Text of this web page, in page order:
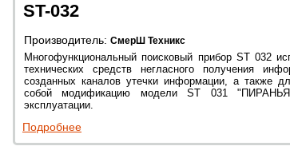
ST-032
Производитель: СмерШ Техникс
Многофункциональный поисковый прибор ST 032
технических средств негласного получения
созданных каналов утечки информации, а также
собой модификацию модели ST 031
эксплуатации.
Подробнее